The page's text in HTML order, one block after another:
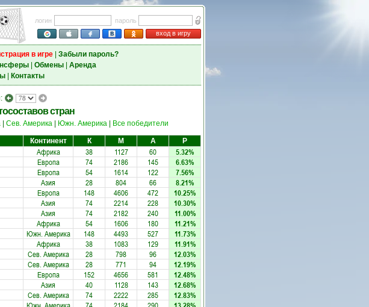
логин
пароль
вход в игру
в игре| Забыли пароль?
| Обмены| Аренда
| Контакты
стран
| Сев. Америка| Южн. Америка| Все победители
Континент К М А Р
Африка 38 1127 60 5.32%
Европа 74 2186 145 6.63%
Европа 54 1614 122 7.56%
Азия 28 804 66 8.21%
Европа 148 4606 472 10.25%
Азия 74 2214 228 10.30%
Азия 74 2182 240 11.00%
Африка 54 1606 180 11.21%
Южн. Америка 148 4493 527 11.73%
Африка 38 1083 129 11.91%
Сев. Америка 28 798 96 12.03%
Сев. Америка 28 771 94 12.19%
Европа 152 4656 581 12.48%
Азия 40 1128 143 12.68%
Сев. Америка 74 2222 285 12.83%